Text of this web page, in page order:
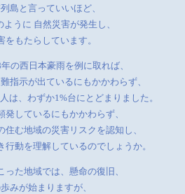
島と言っていいほど、
ように 自然災害が発生し、
をもたらしています。
の西日本豪雨を例に取れば、
指示が出ているにもかかわらず、
は、わずか1%台にとどまりました。
発しているにもかかわらず、
住む地域の災害リスクを認知し、
動を理解しているのでしょうか。
った地域では、懸命の復旧、
みが始まりますが、